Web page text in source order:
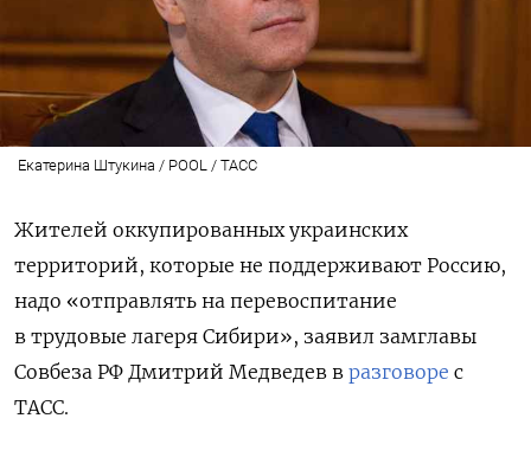
Екатерина Штукина / POOL / ТАСС
Жителей оккупированных украинских
территорий, которые не поддерживают Россию,
надо «отправлять на перевоспитание
в трудовые лагеря Сибири», заявил замглавы
Совбеза РФ Дмитрий Медведев в разговоре с
ТАСС.